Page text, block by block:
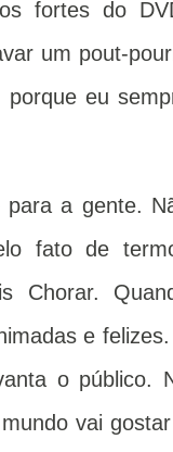
fortes do
um pout-
porque eu
para a gente.
fato de
Chorar.
e
o público.
vai